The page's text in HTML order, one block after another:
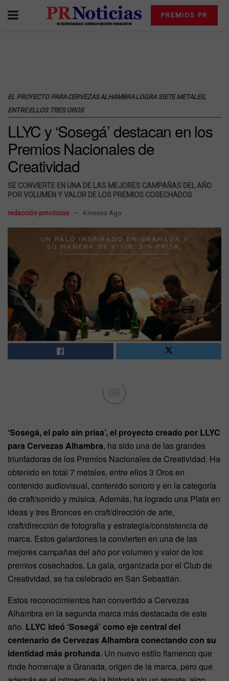
PREMIOS PR
EL PROYECTO PARA CERVEZAS ALHAMBRA LOGRA SIETE METALES,
ENTRE ELLOS TRES OROS
LLYC y ‘Sosegá’ destacan en los
Premios Nacionales de
Creatividad
SE CONVIERTE EN UNA DE LAS MEJORES CAMPAÑAS DEL AÑO
POR VOLUMEN Y VALOR DE LOS PREMIOS COSECHADOS
redacción prnoticias 4 meses Ago
Ad
‘Sosegá, el palo sin prisa’, el proyecto creado por LLYC
para Cervezas Alhambra, ha sido una de las grandes
triunfadoras de los Premios Nacionales de Creatividad. Ha
obtenido en total 7 metales, entre ellos 3 Oros en
contenido audiovisual, contenido sonoro y en la categoría
de craft/sonido y música. Además, ha logrado una Plata en
ideas y tres Bronces en craft/dirección de arte,
craft/dirección de fotografía y estrategia/consistencia de
marca. Estos galardones la convierten en una de las
mejores campañas del año por volumen y valor de los
premios cosechados. La gala, organizada por el Club de
Creatividad, se ha celebrado en San Sebastián.
Estos reconocimientos han convertido a Cervezas
Alhambra en la segunda marca más destacada de este
año. LLYC ideó ‘Sosegá’ como eje central del
centenario de Cervezas Alhambra conectando con su
identidad más profunda. Un nuevo estilo flamenco que
rinde homenaje a Granada, origen de la marca, pero que